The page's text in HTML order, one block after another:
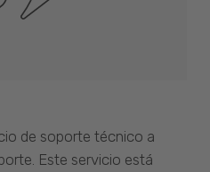
de soporte técnico a
Este servicio está